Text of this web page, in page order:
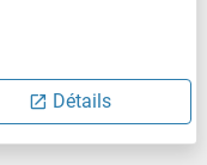
Détails